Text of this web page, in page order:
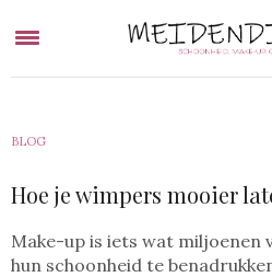
BLOG
Hoe je wimpers mooier
Make-up is iets wat miljoenen
hun schoonheid te